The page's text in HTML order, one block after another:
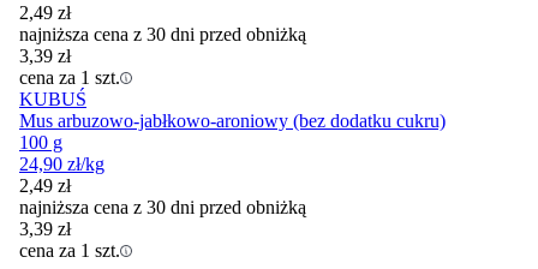
2,49 zł
najniższa cena z 30 dni przed obniżką
3,39 zł
cena za 1 szt.
KUBUŚ
Mus arbuzowo-jabłkowo-aroniowy (bez dodatku cukru)
100 g
24,90 zł/kg
2,49 zł
najniższa cena z 30 dni przed obniżką
3,39 zł
cena za 1 szt.